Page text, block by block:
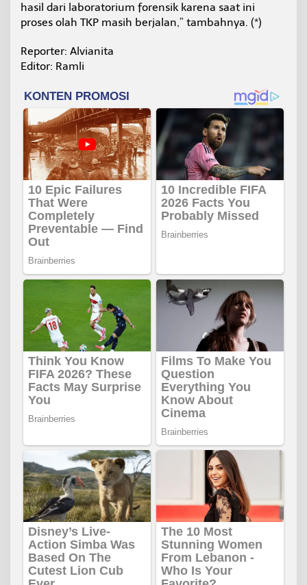
hasil dari laboratorium forensik karena saat ini
proses olah TKP masih berjalan,” tambahnya. (*)
Reporter: Alvianita
Editor: Ramli